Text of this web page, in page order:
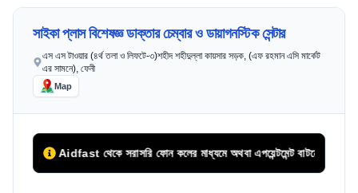
সাইকা প্লাস বিশেষজ্ঞ ডাক্তার চেম্বার ও ডায়াগনস্টিক সেন্টার
এস এস টাওয়ার (৪র্থ তলা ও লিফটে-৩)শহীদ শহীদুল্লা কায়সার সড়ক, (এফ রহমান এসি মার্কেট
এর সামনে), ফেনী
Map
Aidfast থেকে সরাসরি ফোন কলের মাধ্যমে অথবা এপয়েন্টমেন্ট বাটনে ক্লিক করে